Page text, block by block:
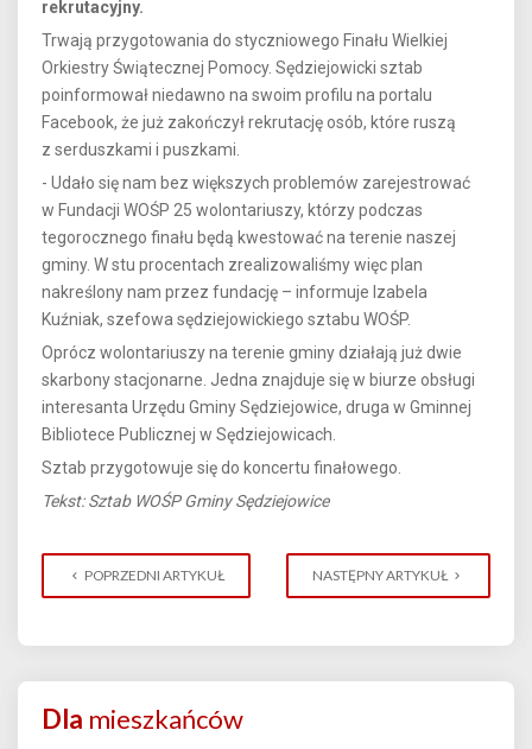
rekrutacyjny.
Trwają przygotowania do styczniowego Finału Wielkiej
Orkiestry Świątecznej Pomocy. Sędziejowicki sztab
poinformował niedawno na swoim profilu na portalu
Facebook, że już zakończył rekrutację osób, które ruszą
z serduszkami i puszkami.
- Udało się nam bez większych problemów zarejestrować
w Fundacji WOŚP 25 wolontariuszy, którzy podczas
tegorocznego finału będą kwestować na terenie naszej
gminy. W stu procentach zrealizowaliśmy więc plan
nakreślony nam przez fundację – informuje Izabela
Kuźniak, szefowa sędziejowickiego sztabu WOŚP.
Oprócz wolontariuszy na terenie gminy działają już dwie
skarbony stacjonarne. Jedna znajduje się w biurze obsługi
interesanta Urzędu Gminy Sędziejowice, druga w Gminnej
Bibliotece Publicznej w Sędziejowicach.
Sztab przygotowuje się do koncertu finałowego.
Tekst: Sztab WOŚP Gminy Sędziejowice
POPRZEDNI ARTYKUŁ NASTĘPNY ARTYKUŁ
Dla mieszkańców